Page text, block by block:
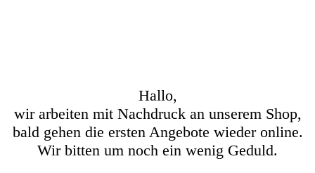
Hallo,
wir arbeiten mit Nachdruck an unserem Shop,
bald gehen die ersten Angebote wieder online.
Wir bitten um noch ein wenig Geduld.